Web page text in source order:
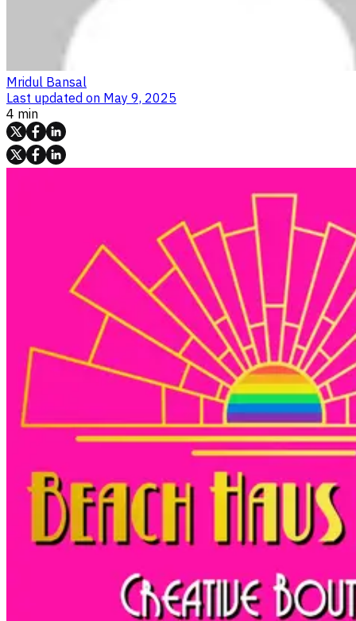
Mridul Bansal
Last updated on May 9, 2025
4 min